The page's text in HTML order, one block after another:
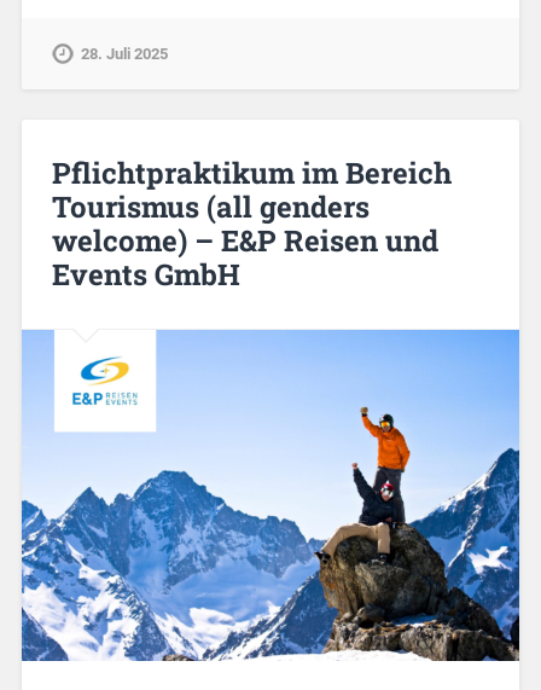
28. Juli 2025
Pflichtpraktikum im Bereich
Tourismus (all genders
welcome) – E&P Reisen und
Events GmbH